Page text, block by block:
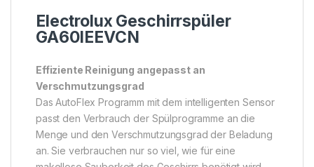
Electrolux Geschirrspüler
GA60IEEVCN
Effiziente Reinigung angepasst an
Verschmutzungsgrad
Das AutoFlex Programm mit dem intelligenten Sensor
passt den Verbrauch der Spülprogramme an die
Menge und den Verschmutzungsgrad der Beladung
an. Sie verbrauchen nur so viel, wie für eine